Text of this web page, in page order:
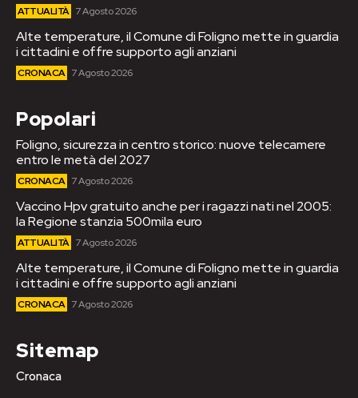
ATTUALITÀ 7 Agosto 2026
Alte temperature, il Comune di Foligno mette in guardia
i cittadini e offre supporto agli anziani
CRONACA 7 Agosto 2026
Popolari
Foligno, sicurezza in centro storico: nuove telecamere
entro le metà del 2027
CRONACA 7 Agosto 2026
Vaccino Hpv gratuito anche per i ragazzi nati nel 2005:
la Regione stanzia 500mila euro
ATTUALITÀ 7 Agosto 2026
Alte temperature, il Comune di Foligno mette in guardia
i cittadini e offre supporto agli anziani
CRONACA 7 Agosto 2026
Sitemap
Cronaca